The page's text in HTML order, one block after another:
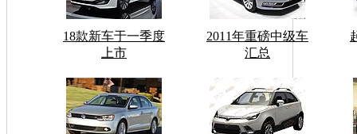
18款新车于一季度
上市
2011年重磅中级车
汇总